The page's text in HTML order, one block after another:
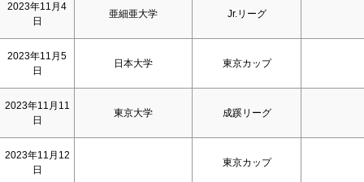
2023年11月4
日
亜細亜大学 Jr.リーグ
2023年11月5
日
日本大学 東京カップ
2023年11月11
日
東京大学 成蹊リーグ
2023年11月12
日
東京カップ